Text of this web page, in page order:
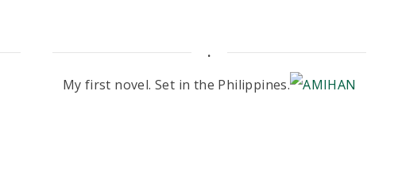
.
My first novel. Set in the Philippines.